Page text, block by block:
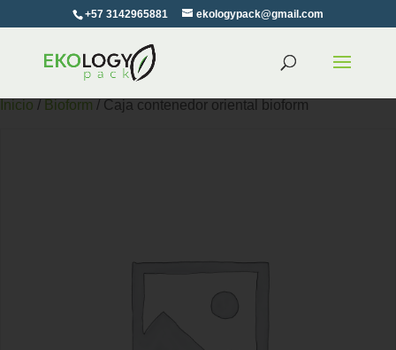
+57 3142965881 ekologypack@gmail.com
Inicio / Bioform / Caja contenedor oriental bioform